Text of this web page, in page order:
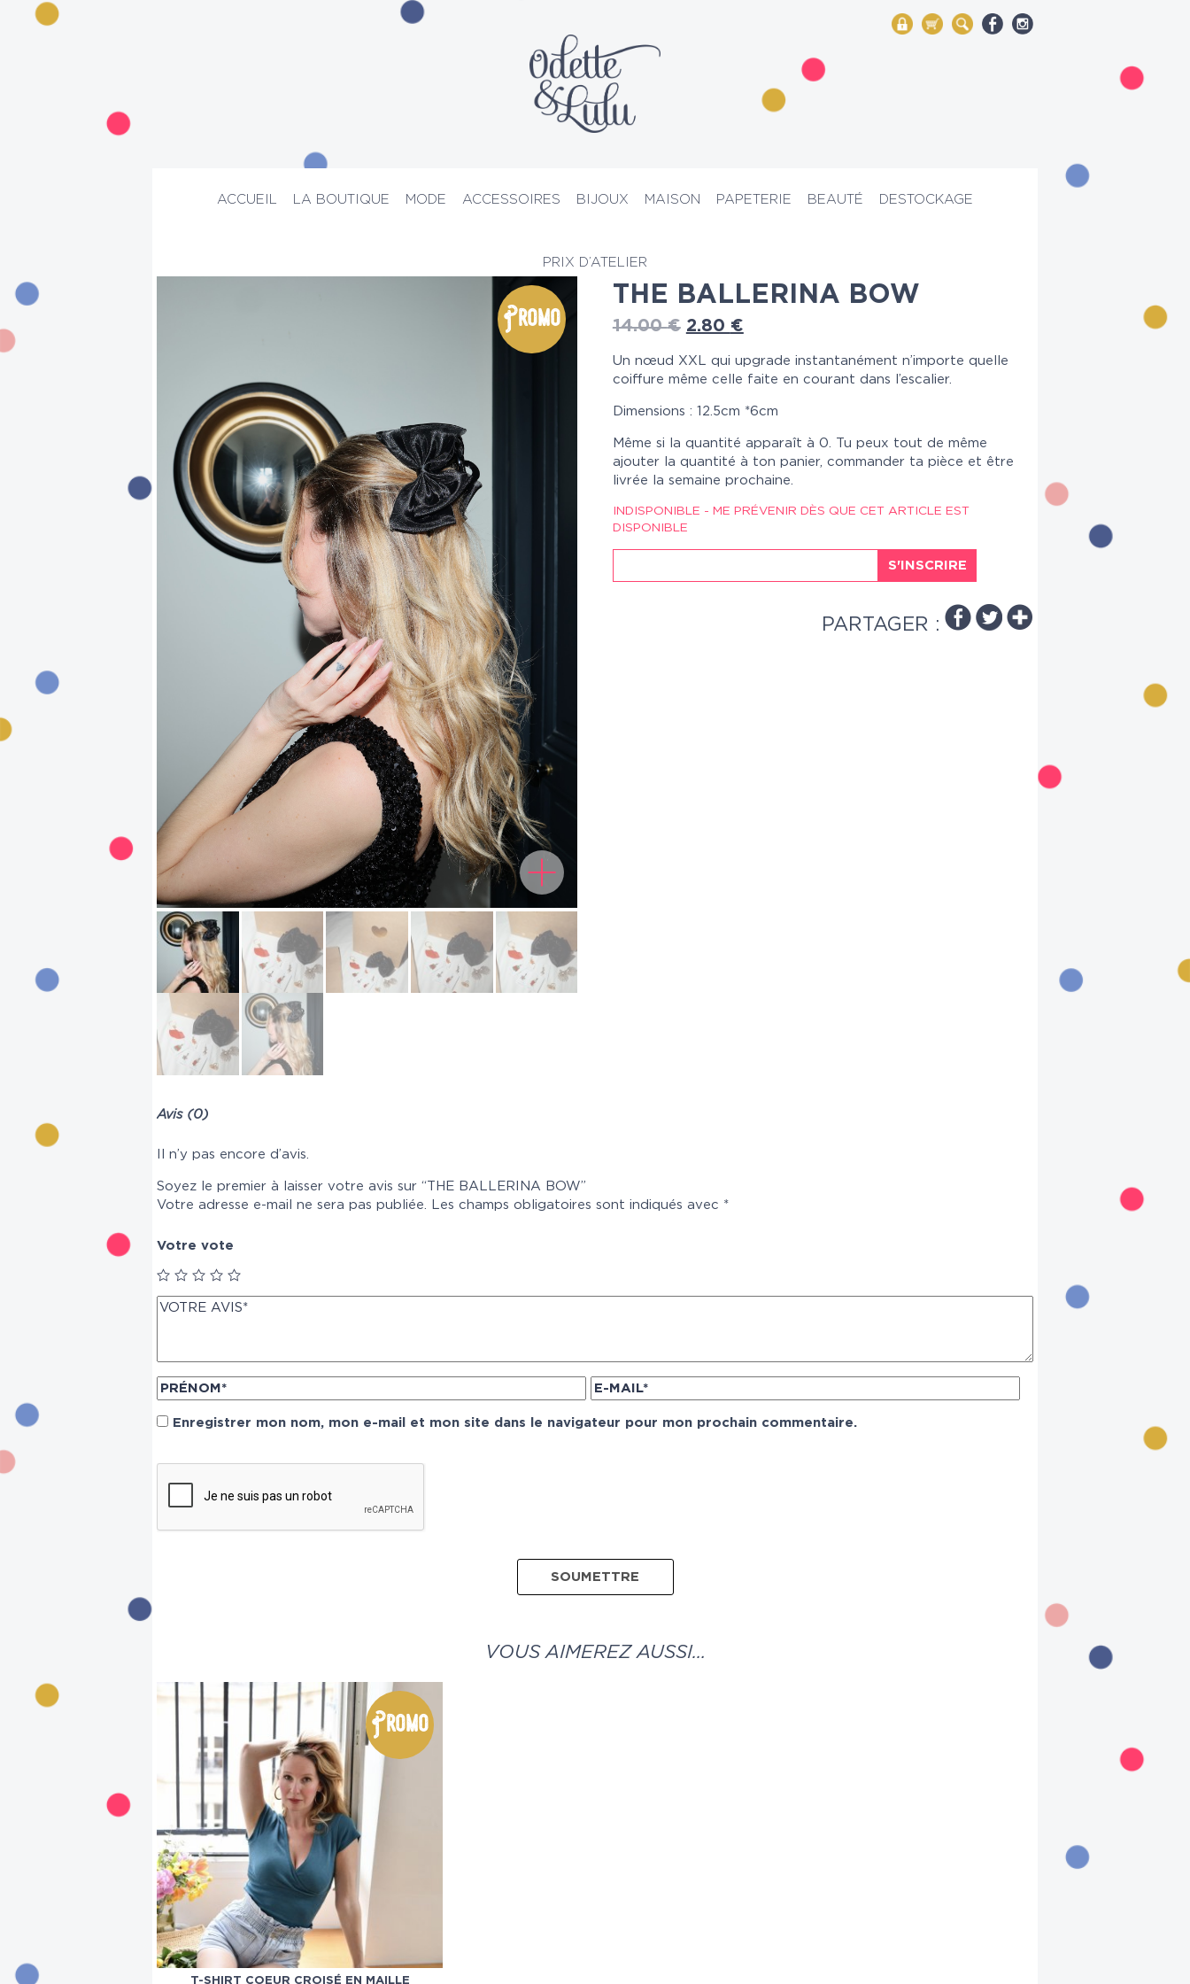
My Account
Mon panier
Rechercher
ACCUEIL LA BOUTIQUE MODE ACCESSOIRES BIJOUX MAISON PAPETERIE BEAUTÉ DESTOCKAGE
PRIX D’ATELIER
Promo
THE BALLERINA BOW
14.00€ 2.80 €
Un nœud XXL qui upgrade instantanément n’importe quelle
coiffure même celle faite en courant dans l’escalier.
Dimensions : 12.5cm *6cm
Même si la quantité apparaît à 0. Tu peux tout de même
ajouter la quantité à ton panier, commander ta pièce et être
livrée la semaine prochaine.
INDISPONIBLE - ME PRÉVENIR DÈS QUE CET ARTICLE EST
DISPONIBLE
S'INSCRIRE
PARTAGER :
Avis (0)
Il n’y pas encore d’avis.
Soyez le premier à laisser votre avis sur “THE BALLERINA BOW”
Votre adresse e-mail ne sera pas publiée. Les champs obligatoires sont indiqués avec *
Votre vote
Enregistrer mon nom, mon e-mail et mon site dans le navigateur pour mon prochain commentaire.
VOUS AIMEREZ AUSSI…
Promo
T-SHIRT COEUR CROISÉ EN MAILLE